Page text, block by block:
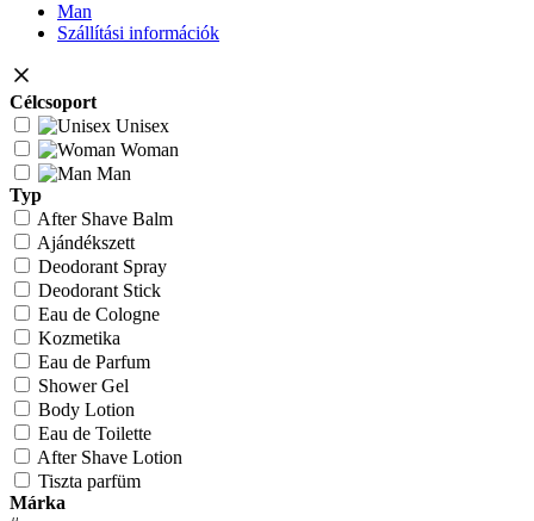
Man
Szállítási információk
Célcsoport
Unisex
Woman
Man
Typ
After Shave Balm
Ajándékszett
Deodorant Spray
Deodorant Stick
Eau de Cologne
Kozmetika
Eau de Parfum
Shower Gel
Body Lotion
Eau de Toilette
After Shave Lotion
Tiszta parfüm
Márka